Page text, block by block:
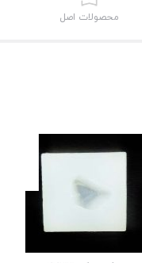
محصولات اصل